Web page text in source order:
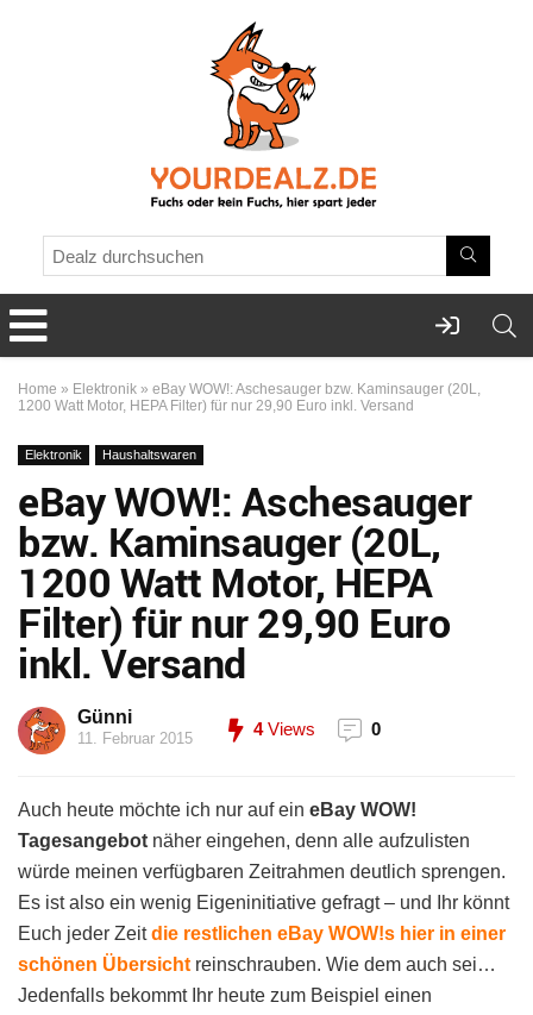
Home » Elektronik » eBay WOW!: Aschesauger bzw. Kaminsauger (20L,
1200 Watt Motor, HEPA Filter) für nur 29,90 Euro inkl. Versand
Elektronik Haushaltswaren
eBay WOW!: Aschesauger
bzw. Kaminsauger (20L,
1200 Watt Motor, HEPA
Filter) für nur 29,90 Euro
inkl. Versand
Günni
11. Februar 2015 4Views 0
Auch heute möchte ich nur auf ein eBay WOW!
Tagesangebot näher eingehen, denn alle aufzulisten
würde meinen verfügbaren Zeitrahmen deutlich sprengen.
Es ist also ein wenig Eigeninitiative gefragt – und Ihr könnt
Euch jeder Zeitdie restlichen eBay WOW!s hier in einer
schönen Übersicht reinschrauben. Wie dem auch sei…
Jedenfalls bekommt Ihr heute zum Beispiel einen